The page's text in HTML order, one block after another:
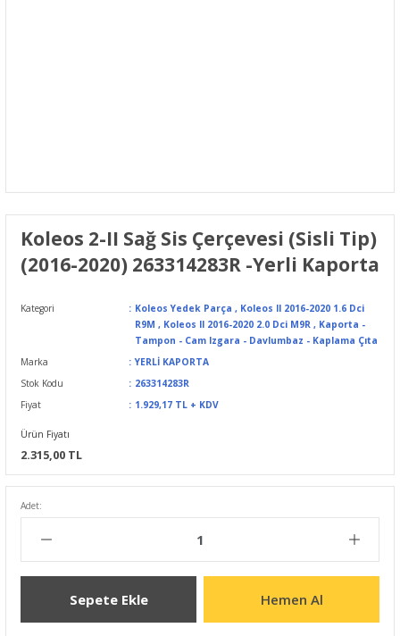
Koleos 2-II Sağ Sis Çerçevesi (Sisli Tip)
(2016-2020) 263314283R -Yerli Kaporta
Kategori Koleos Yedek Parça , Koleos II 2016-2020 1.6 Dci
R9M , Koleos II 2016-2020 2.0 Dci M9R , Kaporta -
Tampon - Cam Izgara - Davlumbaz - Kaplama Çıta
Marka
YERLİ KAPORTA
Stok Kodu
263314283R
Fiyat
1.929,17 TL + KDV
Ürün Fiyatı
2.315,00 TL
Adet:
Sepete Ekle Hemen Al